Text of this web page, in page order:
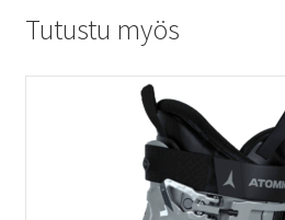
Tutustu myös